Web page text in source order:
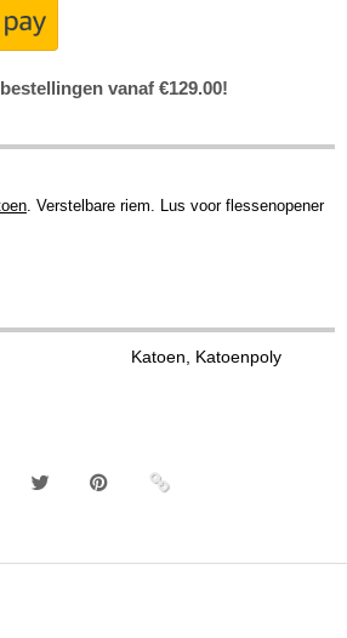
vanaf €129.00!
. Verstelbare riem. Lus voor flessenopener
Katoen, Katoenpoly